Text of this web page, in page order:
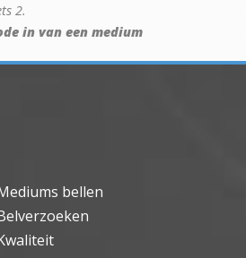
2.
in van een medium
bellen